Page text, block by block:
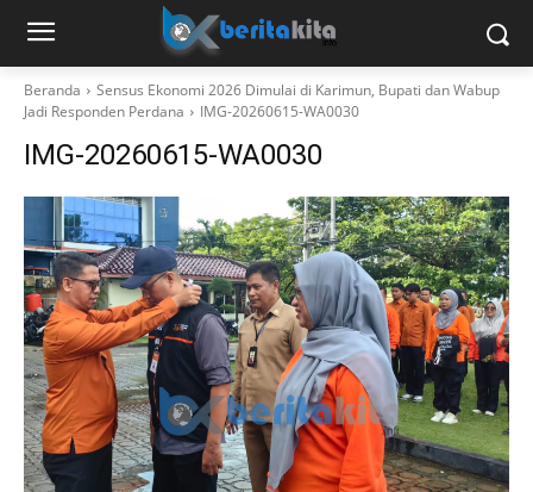
Beranda
Sensus Ekonomi 2026 Dimulai di Karimun, Bupati dan Wabup
Jadi Responden Perdana
IMG-20260615-WA0030
IMG-20260615-WA0030